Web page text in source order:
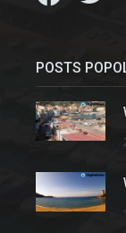
POSTS